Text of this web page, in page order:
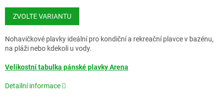
Měrná
cena:
ZVOLTE VARIANTU
Nohavičkové plavky ideální pro kondiční a rekreační plavce v bazénu,
na pláži nebo kdekoli u vody.
Velikostní tabulka pánské plavky Arena
Detailní informace